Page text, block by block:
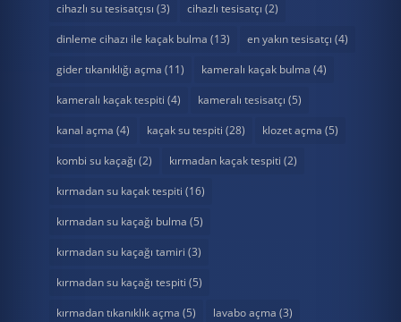
cihazlı su tesisatçısı (3) cihazlı tesisatçı (2)
dinleme cihazı ile kaçak bulma (13) en yakın tesisatçı (4)
gider tıkanıklığı açma (11) kameralı kaçak bulma (4)
kameralı kaçak tespiti (4) kameralı tesisatçı (5)
kanal açma (4) kaçak su tespiti (28) klozet açma (5)
kombi su kaçağı (2) kırmadan kaçak tespiti (2)
kırmadan su kaçak tespiti (16)
kırmadan su kaçağı bulma (5)
kırmadan su kaçağı tamiri (3)
kırmadan su kaçağı tespiti (5)
kırmadan tıkanıklık açma (5) lavabo açma (3)